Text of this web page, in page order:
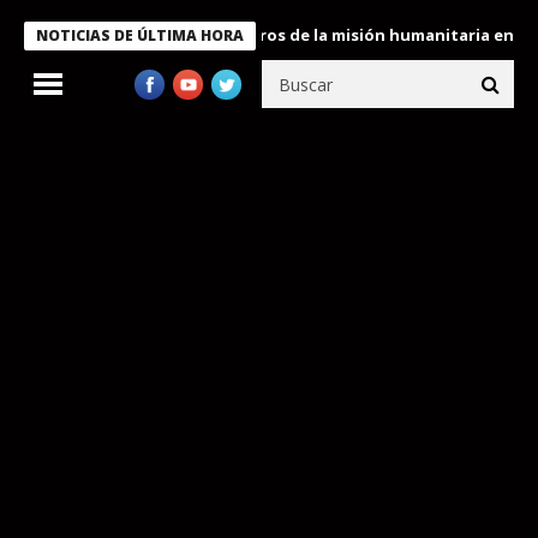
NOTICIAS DE ÚLTIMA HORA
condecora a miembros de la misión humanitaria enviada a